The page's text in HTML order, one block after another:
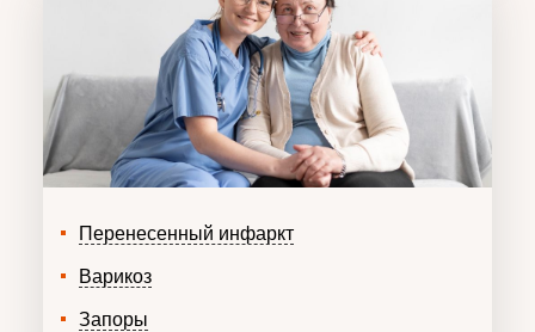
Перенесенный инфаркт
Варикоз
Запоры